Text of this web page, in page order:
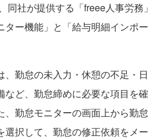
社が提供する「freee人事労務」
ター機能」と「給与明細インポー
勤怠の未入力・休憩の不足・日
など、勤怠締めに必要な項目を確
、勤怠モニターの画面上から勤怠
選択して、勤怠の修正依頼をメー